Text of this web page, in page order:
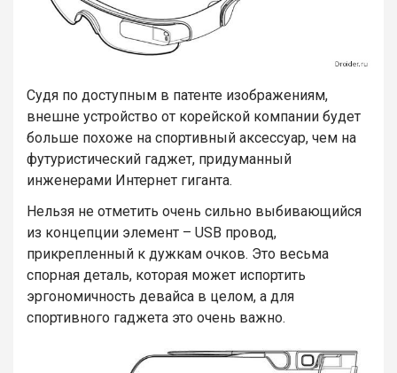
Судя по доступным в патенте изображениям,
внешне устройство от корейской компании будет
больше похоже на спортивный аксессуар, чем на
футуристический гаджет, придуманный
инженерами Интернет гиганта.
Нельзя не отметить очень сильно выбивающийся
из концепции элемент – USB провод,
прикрепленный к дужкам очков. Это весьма
спорная деталь, которая может испортить
эргономичность девайса в целом, а для
спортивного гаджета это очень важно.